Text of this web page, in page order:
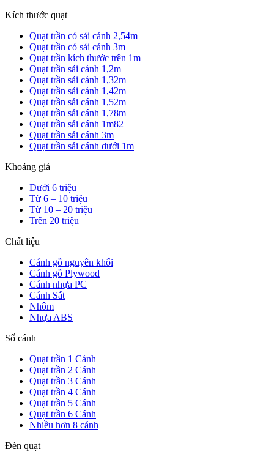
Kích thước quạt
Quạt trần có sải cánh 2,54m
Quạt trần có sải cánh 3m
Quạt trần kích thước trên 1m
Quạt trần sải cánh 1,2m
Quạt trần sải cánh 1,32m
Quạt trần sải cánh 1,42m
Quạt trần sải cánh 1,52m
Quạt trần sải cánh 1,78m
Quạt trần sải cánh 1m82
Quạt trần sải cánh 3m
Quạt trần sải cánh dưới 1m
Khoảng giá
Dưới 6 triệu
Từ 6 – 10 triệu
Từ 10 – 20 triệu
Trên 20 triệu
Chất liệu
Cánh gỗ nguyên khối
Cánh gỗ Plywood
Cánh nhựa PC
Cánh Sắt
Nhôm
Nhựa ABS
Số cánh
Quạt trần 1 Cánh
Quạt trần 2 Cánh
Quạt trần 3 Cánh
Quạt trần 4 Cánh
Quạt trần 5 Cánh
Quạt trần 6 Cánh
Nhiều hơn 8 cánh
Đèn quạt